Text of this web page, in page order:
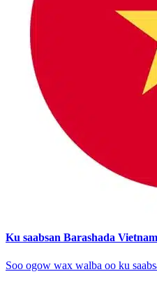
Ku saabsan Barashada
Soo ogow wax walba oo ku